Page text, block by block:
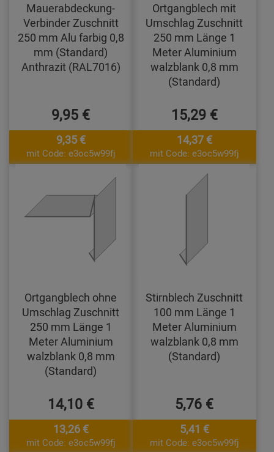
Mauerabdeckung-
Verbinder Zuschnitt
250 mm Alu farbig 0,8
mm (Standard)
Anthrazit (RAL7016)
9,95 €
9,35 €
mit Code: e3oc5w99fj
Ortgangblech mit
Umschlag Zuschnitt
250 mm Länge 1
Meter Aluminium
walzblank 0,8 mm
(Standard)
15,29 €
14,37 €
mit Code: e3oc5w99fj
Ortgangblech ohne
Umschlag Zuschnitt
250 mm Länge 1
Meter Aluminium
walzblank 0,8 mm
(Standard)
14,10 €
13,26 €
mit Code: e3oc5w99fj
Stirnblech Zuschnitt
100 mm Länge 1
Meter Aluminium
walzblank 0,8 mm
(Standard)
5,76 €
5,41 €
mit Code: e3oc5w99fj